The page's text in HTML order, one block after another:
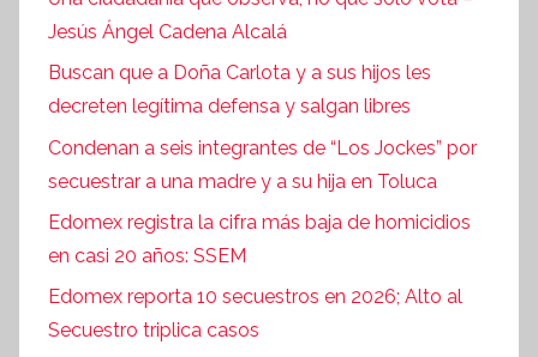
Jesús Ángel Cadena Alcalá
Buscan que a Doña Carlota y a sus hijos les
decreten legítima defensa y salgan libres
Condenan a seis integrantes de “Los Jockes” por
secuestrar a una madre y a su hija en Toluca
Edomex registra la cifra más baja de homicidios
en casi 20 años: SSEM
Edomex reporta 10 secuestros en 2026; Alto al
Secuestro triplica casos